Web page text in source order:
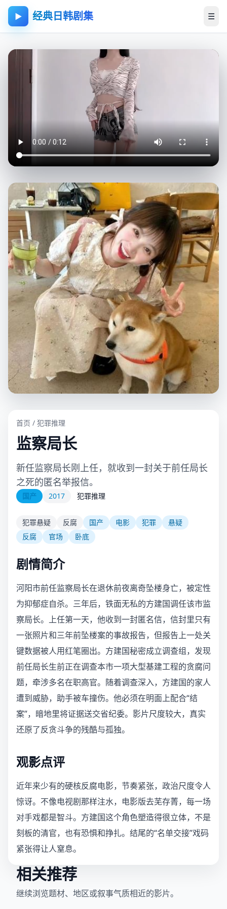
▶ 经典日韩剧集 ☰
首页 / 犯罪推理
监察局长
新任监察局长刚上任，就收到一封关于前任局长
之死的匿名举报信。
国产 2017 犯罪推理
犯罪悬疑 反腐 国产 电影 犯罪
悬疑
反腐
官场 卧底
剧情简介
河阳市前任监察局长在退休前夜离奇坠楼身亡，被定性
为抑郁症自杀。三年后，铁面无私的方建国调任该市监
察局长。上任第一天，他收到一封匿名信，信封里只有
一张照片和三年前坠楼案的事故报告，但报告上一处关
键数据被人用红笔圈出。方建国秘密成立调查组，发现
前任局长生前正在调查本市一项大型基建工程的贪腐问
题，牵涉多名在职高官。随着调查深入，方建国的家人
遭到威胁，助手被车撞伤。他必须在明面上配合“结
案”，暗地里将证据送交省纪委。影片尺度较大，真实
还原了反贪斗争的残酷与孤独。
观影点评
近年来少有的硬核反腐电影，节奏紧张，政治尺度令人
惊讶。不像电视剧那样注水，电影版去芜存菁，每一场
对手戏都是智斗。方建国这个角色塑造得很立体，不是
刻板的清官，也有恐惧和挣扎。结尾的“名单交接”戏码
紧张得让人窒息。
相关推荐
继续浏览题材、地区或叙事气质相近的影片。